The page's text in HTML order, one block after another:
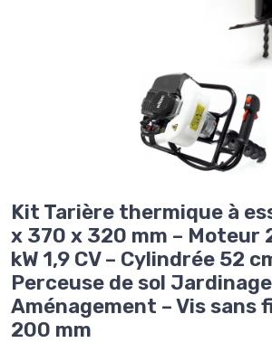
Kit Tarière thermique à
x 370 x 320 mm – Moteur
kW 1,9 CV – Cylindrée 52
Perceuse de sol Jardinage
Aménagement – Vis sans
200 mm